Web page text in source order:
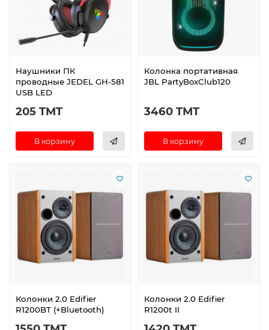
Наушники ПК
проводные JEDEL GH-581
USB LED
205 TMT
В корзину
Колонка портативная
JBL PartyBoxClub120
3460 TMT
В корзину
Колонки 2.0 Edifier
R1200BT (+Bluetooth)
Колонки 2.0 Edifier
R1200t II